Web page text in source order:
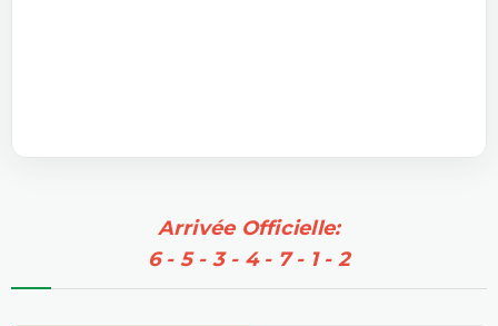
Arrivée Officielle:
6 - 5 - 3 - 4 - 7 - 1 - 2